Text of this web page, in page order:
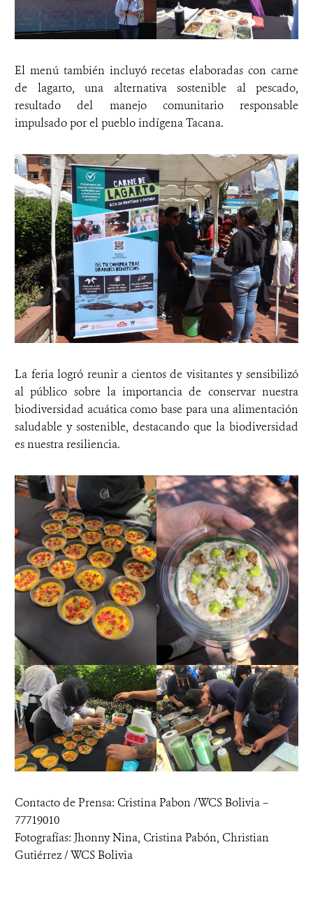
El menú también incluyó recetas elaboradas con carne
de lagarto, una alternativa sostenible al pescado,
resultado del manejo comunitario responsable
impulsado por el pueblo indígena Tacana.
La feria logró reunir a cientos de visitantes y sensibilizó
al público sobre la importancia de conservar nuestra
biodiversidad acuática como base para una alimentación
saludable y sostenible, destacando que la biodiversidad
es nuestra resiliencia.
Contacto de Prensa: Cristina Pabon /WCS Bolivia –
77719010
Fotografías: Jhonny Nina, Cristina Pabón, Christian
Gutiérrez / WCS Bolivia